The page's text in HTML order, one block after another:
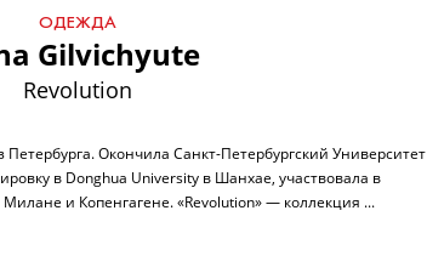
ОДЕЖДА
Gilvichyute
Revolution
Окончила Санкт-Петербургский Университет
в Donghua University в Шанхае, участвовала в